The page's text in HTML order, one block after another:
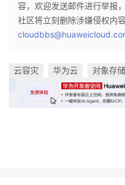
容，欢迎发送邮件进行举报
社区将立刻删除涉嫌侵权内
云容灾 华为云 对象存